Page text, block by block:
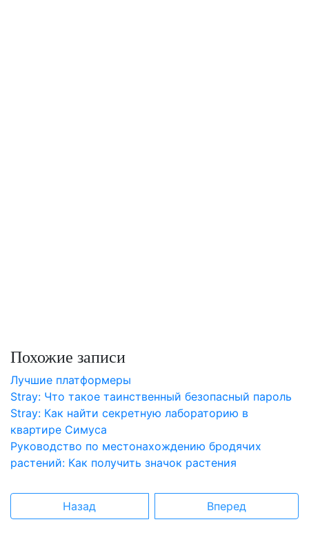
Похожие записи
Лучшие платформеры
Stray: Что такое таинственный безопасный пароль
Stray: Как найти секретную лабораторию в
квартире Симуса
Руководство по местонахождению бродячих
растений: Как получить значок растения
Назад Вперед